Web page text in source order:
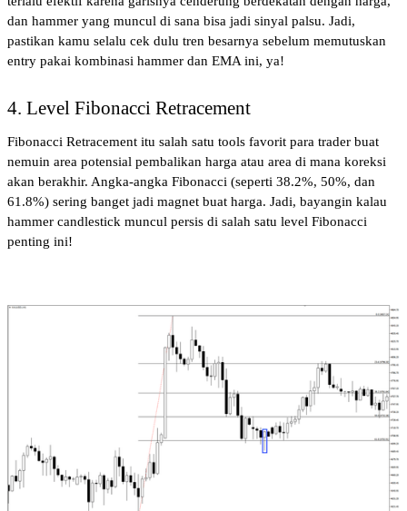
dan hammer yang muncul di sana bisa jadi sinyal palsu. Jadi,
pastikan kamu selalu cek dulu tren besarnya sebelum memutuskan
entry pakai kombinasi hammer dan EMA ini, ya!
4. Level Fibonacci Retracement
Fibonacci Retracement itu salah satu tools favorit para trader buat
nemuin area potensial pembalikan harga atau area di mana koreksi
akan berakhir. Angka-angka Fibonacci (seperti 38.2%, 50%, dan
61.8%) sering banget jadi magnet buat harga. Jadi, bayangin kalau
hammer candlestick muncul persis di salah satu level Fibonacci
penting ini!